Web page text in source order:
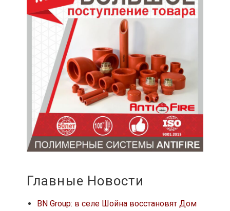
Главные Новости
BN Group: в селе Шойна восстановят Дом